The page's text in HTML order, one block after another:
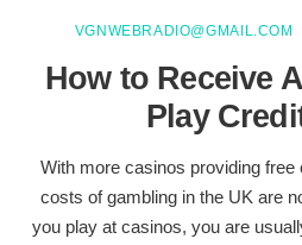
VGNWEBRADIO@GMAIL.COM
How to Receive
Play
With more casinos providing free
costs of gambling in the UK are
you play at casinos, you are